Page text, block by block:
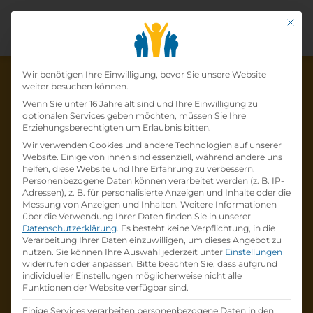
Die Lehrstelle wurde schon
besetzt!
Die LehrstelleLehre Nah- &
Distributionslogistiker*in (w/m/d)bei
Österreichische Postist schonbesetzt.
Firmenprofil besuchen
Andere Lehrstelle suchen
Mit
Datenschutz-
Wir benötigen Ihre Einwilligung, bevor Sie unsere Website
weiter besuchen können.
Wenn Sie unter 16 Jahre alt sind und Ihre Einwilligung zu
optionalen Services geben möchten, müssen Sie Ihre
Erziehungsberechtigten um Erlaubnis bitten.
Wir verwenden Cookies und andere Technologien auf unserer
Website. Einige von ihnen sind essenziell, während andere uns
helfen, diese Website und Ihre Erfahrung zu verbessern.
Personenbezogene Daten können verarbeitet werden (z. B. IP-
Adressen), z. B. für personalisierte Anzeigen und Inhalte oder die
Messung von Anzeigen und Inhalten. Weitere Informationen
über die Verwendung Ihrer Daten finden Sie in unserer
Datenschutzerklärung. Es besteht keine Verpflichtung, in die
Verarbeitung Ihrer Daten einzuwilligen, um dieses Angebot zu
nutzen. Sie können Ihre Auswahl jederzeit unter Einstellungen
widerrufen oder anpassen. Bitte beachten Sie, dass aufgrund
individueller Einstellungen möglicherweise nicht alle
Funktionen der Website verfügbar sind.
Einige Services verarbeiten personenbezogene Daten in den